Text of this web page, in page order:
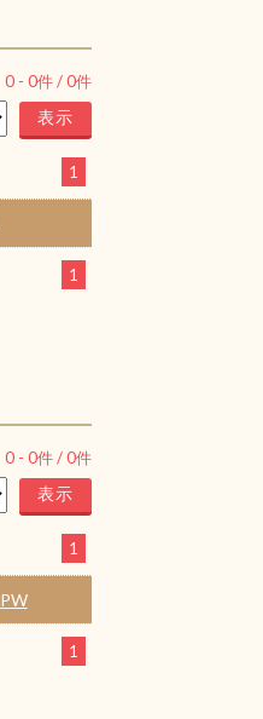
0 - 0件 /0件
1
1
0 - 0件 /0件
1
PW
1